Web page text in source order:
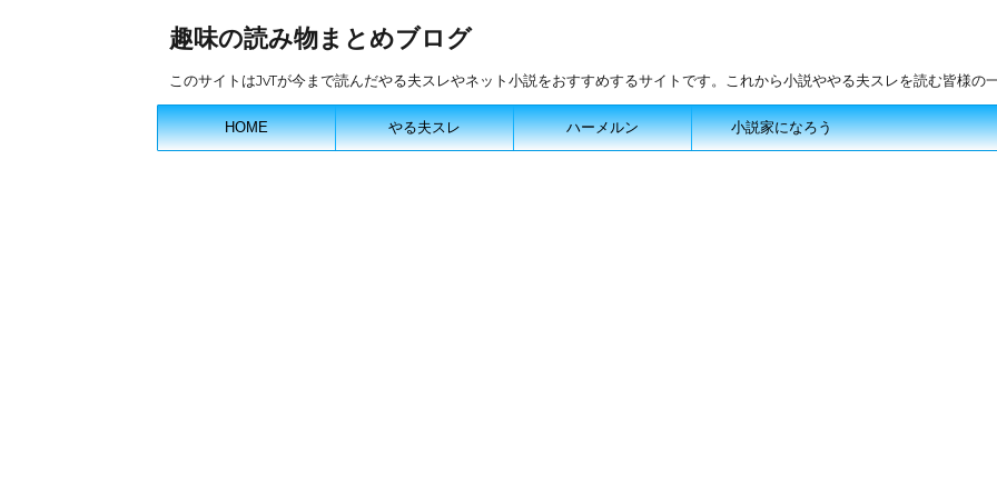
趣味の読み物まとめブログ
このサイトはJvTが今まで読んだやる夫スレやネット小説をおすすめするサイトです。これから小説ややる夫スレを読む皆様の
HOME やる夫スレ ハーメルン 小説家になろう